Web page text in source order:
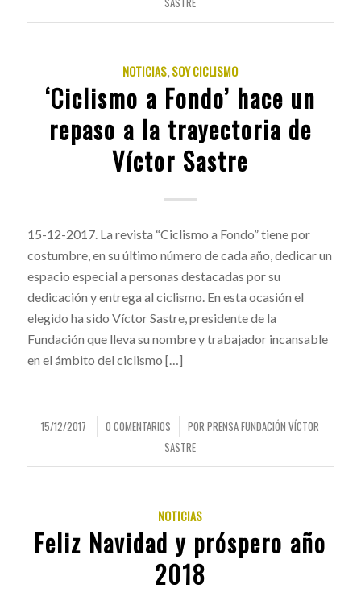
NOTICIAS,SOY CICLISMO
‘Ciclismo a Fondo’ hace un
repaso a la trayectoria de
Víctor Sastre
15-12-2017. La revista “Ciclismo a Fondo” tiene por
costumbre, en su último número de cada año, dedicar un
espacio especial a personas destacadas por su
dedicación y entrega al ciclismo. En esta ocasión el
elegido ha sido Víctor Sastre, presidente de la
Fundación que lleva su nombre y trabajador incansable
en el ámbito del ciclismo […]
15/12/2017
/ 0 COMENTARIOS
/ PORPRENSA FUNDACIÓN VÍCTOR
SASTRE
NOTICIAS
Feliz Navidad y próspero año
2018